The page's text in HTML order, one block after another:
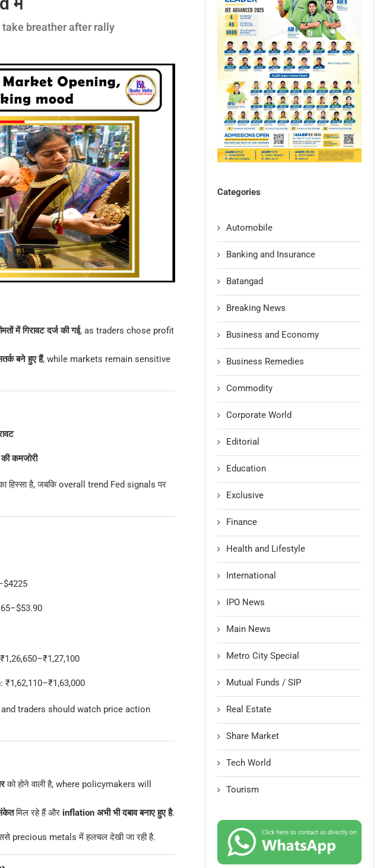
breather after rally
में गिरावट दर्ज की गई, as traders chose profit
बने हुए हैं, while markets remain sensitive
कमजोरी
हिस्सा है, जबकि overall trend Fed signals पर
: ₹1,62,110–₹1,63,000
and traders should watch price action
को होने वाली है, where policymakers will
मिल रहे हैं और inflation अभी भी दबाव बनाए हुए है.
precious metals में हलचल देखी जा रही है.
Categories
Automobile
Banking and Insurance
Batangad
Breaking News
Business and Economy
Business Remedies
Commodity
Corporate World
Editorial
Education
Exclusive
Finance
Health and Lifestyle
International
IPO News
Main News
Metro City Special
Mutual Funds / SIP
Real Estate
Share Market
Tech World
Tourism